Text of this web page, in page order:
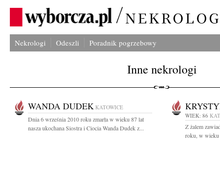
Nekrologi Odeszli Poradnik pogrzebowy
Inne nekrologi
WANDA DUDEK KATOWICE
Dnia 6 września 2010 roku zmarła w wieku 87 lat
nasza ukochana Siostra i Ciocia Wanda Dudek z...
WIEK: 86
Z żalem
roku, w wieku